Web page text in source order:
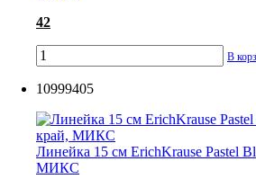
42
В
10999405
Линейка 15 см ErichKrause Pastel
МИКС